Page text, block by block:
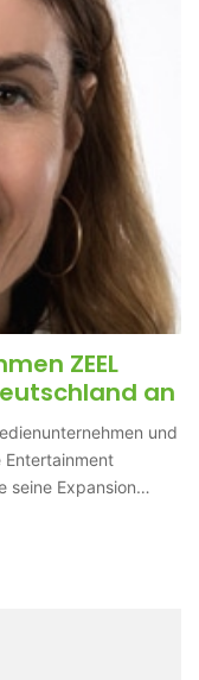
ZEEL
an
und
Entertainment
seine Expansion…